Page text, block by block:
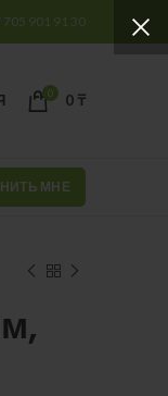
705 901 91 30
0 0 ₸
МНЕ